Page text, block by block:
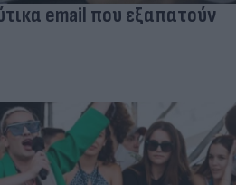
email που εξαπατούν